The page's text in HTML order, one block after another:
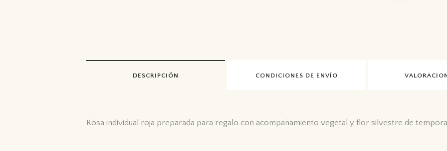
DESCRIPCIÓN CONDICIONES DE ENVÍO
Rosa individual roja preparada para regalo con acompañamiento vegetal y flor silvestre de